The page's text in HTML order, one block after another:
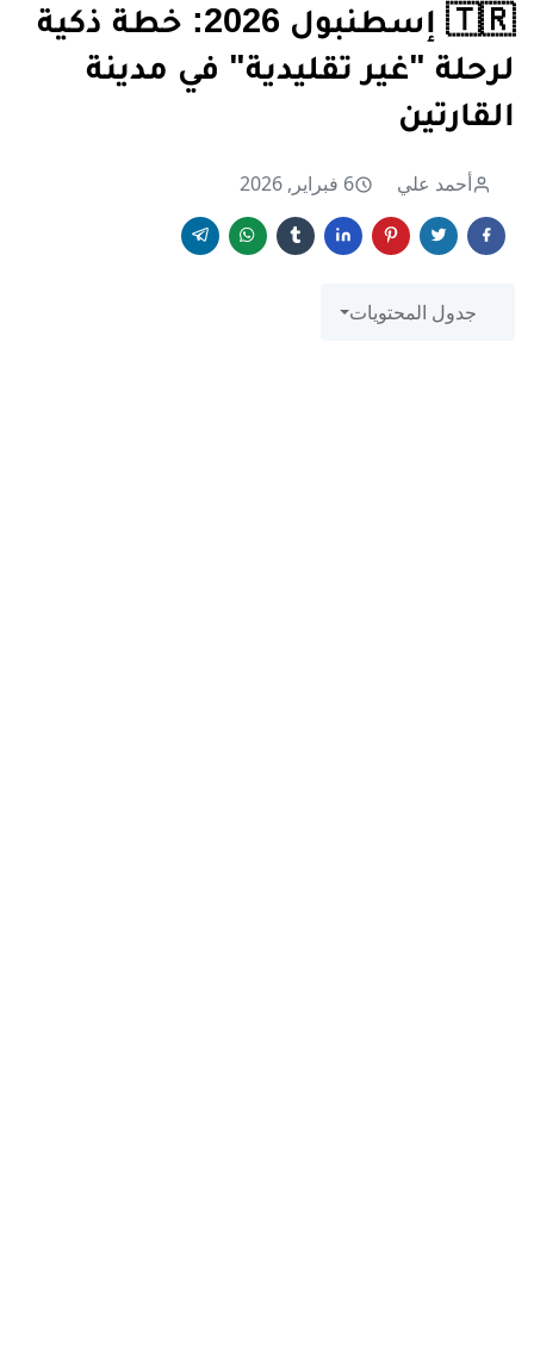
🇹🇷 إسطنبول 2026: خطة ذكية
لرحلة "غير تقليدية" في مدينة
القارتين
أحمد علي 6 فبراير, 2026
جدول المحتويات